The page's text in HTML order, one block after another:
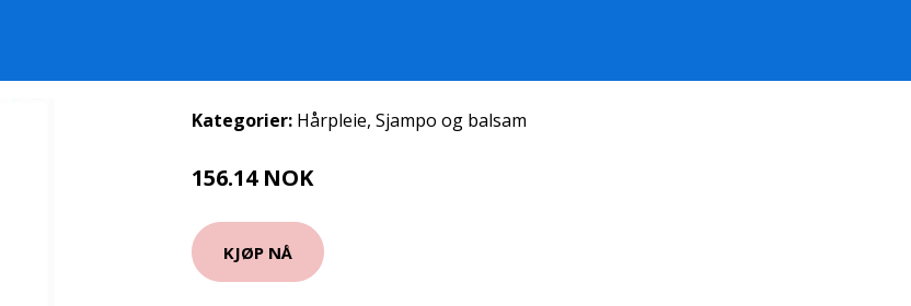
Kategorier: Hårpleie, Sjampo og balsam
156.14 NOK
KJØP NÅ